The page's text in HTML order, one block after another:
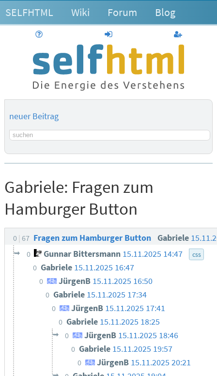
SELFHTML Wiki Forum Blog
anmelden
neuer Beitrag
Suchbegriff
Gabriele: Fragen zum
Hamburger Button
0 67 Fragen zum Hamburger Button Gabriele
0 Gunnar Bittersmann 15.11.2025 14:47 css
0 Gabriele 15.11.2025 16:47
0 JürgenB 15.11.2025 16:50
0 Gabriele 15.11.2025 17:34
0 JürgenB 15.11.2025 17:41
0 Gabriele 15.11.2025 18:25
0 JürgenB 15.11.2025 18:46
0 Gabriele 15.11.2025 19:57
0 JürgenB 15.11.2025 20:21